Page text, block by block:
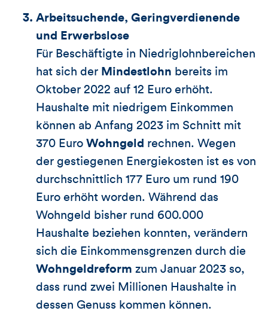
Arbeitsuchende, Geringverdienende
und Erwerbslose
Für Beschäftigte in Niedriglohnbereichen
hat sich der Mindestlohn bereits im
Oktober 2022 auf 12 Euro erhöht.
Haushalte mit niedrigem Einkommen
können ab Anfang 2023 im Schnitt mit
370 Euro Wohngeld rechnen. Wegen
der gestiegenen Energiekosten ist es von
durchschnittlich 177 Euro um rund 190
Euro erhöht worden. Während das
Wohngeld bisher rund 600.000
Haushalte beziehen konnten, verändern
sich die Einkommensgrenzen durch die
Wohngeldreform zum Januar 2023 so,
dass rund zwei Millionen Haushalte in
dessen Genuss kommen können.